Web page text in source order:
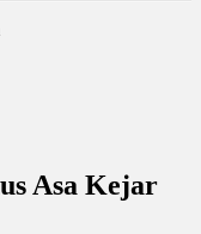
Asa Kejar